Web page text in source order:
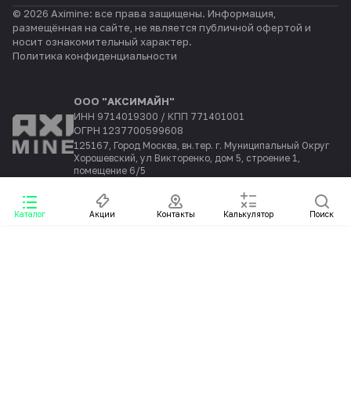
Каталог Акции Контакты Калькулятор Поиск
© 2026 Aximine: все права защищены. Информация,
размещённая на сайте, не является публичной офертой и
носит ознакомительный характер.
Политика конфиденциальности
ООО "АКСИМАЙН"
ИНН 9714019300 / КПП 771401001
ОГРН 1237700599608
125167, Город Москва, вн.тер. г. Муниципальный Округ
Хорошевский, ул Викторенко, дом 5, строение 1,
помещение 6/5